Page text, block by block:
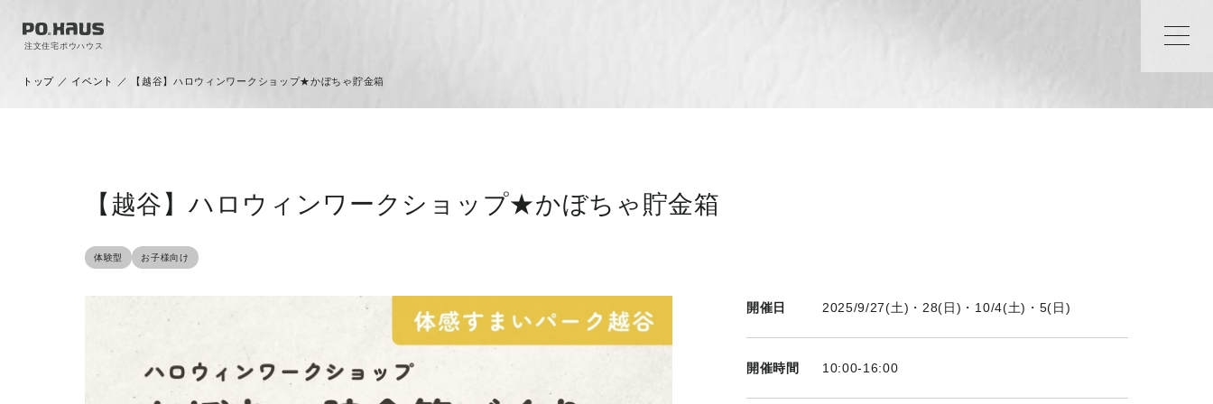
注文住宅ポウハウス
トップ ／ イベント ／ 【越谷】ハロウィンワークショップ★かぼちゃ貯金箱
【越谷】ハロウィンワークショップ★かぼちゃ貯金箱
体験型 お子様向け
開催日 2025/9/27(土)・28(日)・10/4(土)・5(日)
開催時間 10:00-16:00